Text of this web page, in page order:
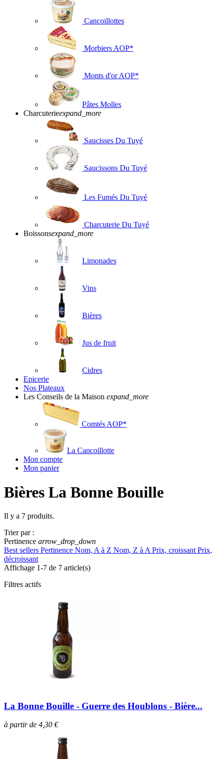
Cancoillottes
Morbiers AOP*
Monts d'or AOP*
Pâtes Molles
Charcuterieexpand_more
Saucisses Du Tuyé
Saucissons Du Tuyé
Les Fumés Du Tuyé
Charcuterie Du Tuyé
Boissonsexpand_more
Limonades
Vins
Bières
Jus de fruit
Cidres
Epicerie
Nos Plateaux
Les Conseils de la Maison expand_more
Comtés AOP*
La Cancoillotte
Mon compte
Mon panier
Bières La Bonne Bouille
Il y a 7 produits.
Trier par :
Pertinence arrow_drop_down
Best sellers Pertinence Nom, A à Z Nom, Z à A Prix, croissant Prix,
décroissant
Affichage 1-7 de 7 article(s)
Filtres actifs
La Bonne Bouille - Guerre des Houblons - Bière...
à partir de 4,30 €